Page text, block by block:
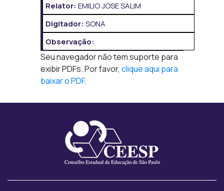
Relator: EMILIO JOSE SALIM
Digitador: SONA
Observação:
Seu navegador não tem suporte para
exibir PDFs. Por favor, clique aqui para
baixar o PDF.